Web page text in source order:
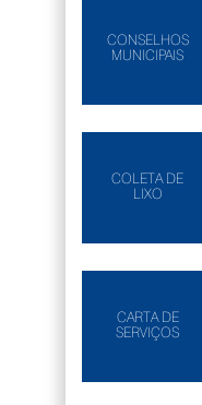
CONSELHOS
MUNICIPAIS
COLETA DE
LIXO
CARTA DE
SERVIÇOS